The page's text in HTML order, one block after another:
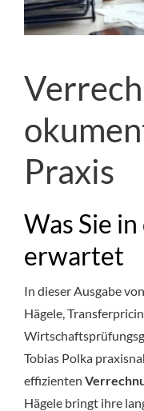
Praxis
Was Sie
erwartet
In dieser Ausgabe
Hägele,
Tobias Polka
effizienten
Hägele bringt ihre